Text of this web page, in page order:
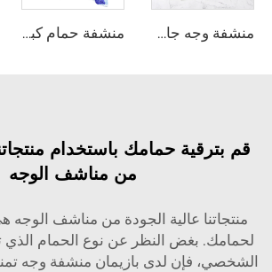
منشفة وجه جاكار قطنية للأطفال منشفة حمام كبيرة الحجم مطبوعة رقميًا
قم بترقية حمامك باستخدام
من مناشف الوجه
منتجاتنا عالية الجودة من مناشف الوجه هي
لحمامك. بغض النظر عن نوع الحمام الذي
الشخصي، فإن لدى بازيمان منشفة وجه